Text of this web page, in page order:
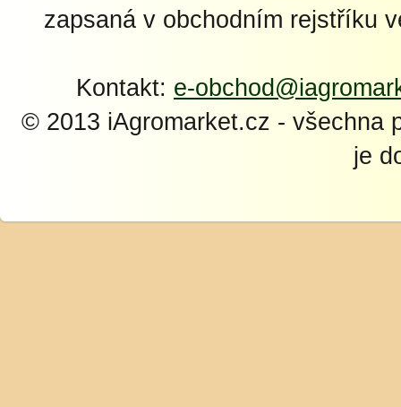
zapsaná v obchodním rejstříku
Kontakt: e-
© 2013 iAgromarket.cz - všechna
je